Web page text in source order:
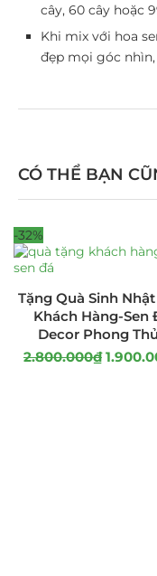
cây, 60 cây hoặc
Khi mix với hoa
đẹp mọi góc
CÓ THỂ BẠN
-32%
Tặng Quà Sinh
Khách Hàng-Sen
Decor Phong
2.800.000₫